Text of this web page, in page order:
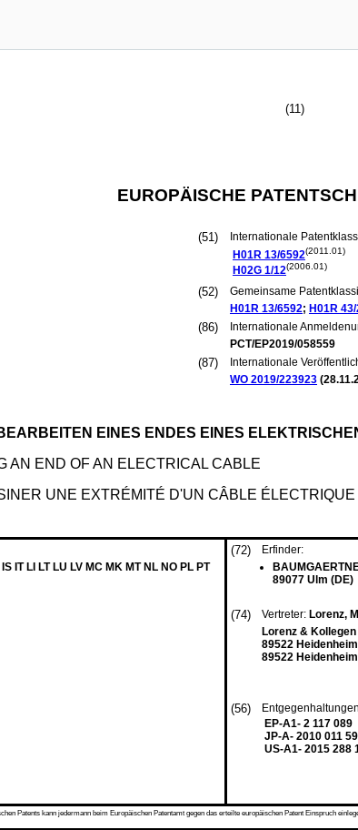
(11)
EUROPÄISCHE
(51)
Internationale
H01R 13/6592(2011.01)
H02G 1/12(2006.01)
(52)
Gemeinsame
H01R 13/6592; H01R
(86)
Internationale
PCT/EP2019/058559
(87)
Internationale
WO 2019/223923 (
EINES ENDES EINES
AN END OF AN ELECTRICAL CABLE
UNE EXTRÉMITÉ D'UN CÂBLE ÉLECTRIQUE
IT LI LT LU LV MC MK MT NL NO PL PT
(72)
Erfinder:
89077 Ulm (DE)
(74) Vertreter: Lorenz,
Lorenz &
89522 Heidenheim
89522
(56)
EP-A1- 2 117 089
JP-A- 2010 011
US-A1- 2015 288
Patents kann jedermann beim Europäischen Patentamt gegen das erteilte europäischen Patent Einspruch